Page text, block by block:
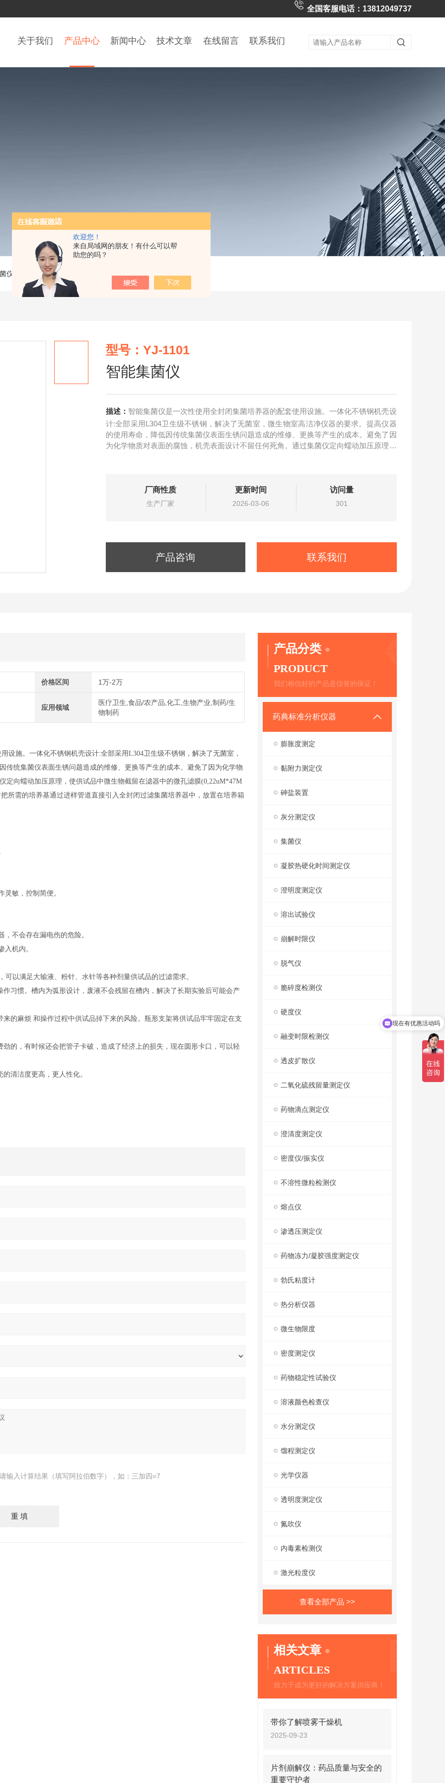
欢迎您！
来自局域网的朋友！有什么可以帮
助您的吗？
全国客服电话：13812049737
关于我们 产品中心 新闻中心 技术文章 在线留言 联系我们
仪 YJ-1101智能集菌仪
型号：YJ-1101
智能集菌仪
描述： 智能集菌仪是一次性使用全封闭集菌培养器的配套使用设施。一体化不锈钢机壳设
计:全部采用L304卫生级不锈钢，解决了无菌室，微生物室高洁净仪器的要求。提高仪器
的使用寿命，降低因传统集菌仪表面生锈问题造成的维修、更换等产生的成本。避免了因
为化学物质对表面的腐蚀，机壳表面设计不留任何死角。通过集菌仪定向蠕动加压原理，
厂商性质
生产厂家
更新时间
2026-03-06
访问量
301
产品咨询 联系我们
价格区间 1万-2万
应用领域
医疗卫生,食品/农产品,化工,生物产业,制药/生
物制药
设施。一体化不锈钢机壳设计:全部采用L304卫生级不锈钢，解决了无菌室，
传统集菌仪表面生锈问题造成的维修、更换等产生的成本。避免了因为化学物
定向蠕动加压原理，使供试品中微生物截留在滤器中的微孔滤膜(0,22uM*47M
所需的培养基通过进样管道直接引入全封闭过滤集菌培养器中，放置在培养箱
敏，控制简便。
不会存在漏电伤的危险。
入机内。
可以满足大输液、粉针、水针等各种剂量供试品的过滤需求。
习惯。槽内为弧形设计，废液不会残留在槽内，解决了长期实验后可能会产
的麻烦 和操作过程中供试品掉下来的风险。瓶形支架将供试品牢牢固定在支
的，有时候还会把管子卡破，造成了经济上的损失，现在圆形卡口，可以轻
清洁度更高，更人性化。
请输入计算结果（填写阿拉伯数字），如：三加四=7
产品分类
PRODUCT
我们相信好的产品是信誉的保证！
药典标准分析仪器
膨胀度测定
黏附力测定仪
砷盐装置
灰分测定仪
集菌仪
凝胶热硬化时间测定仪
澄明度测定仪
溶出试验仪
崩解时限仪
脱气仪
脆碎度检测仪
硬度仪
融变时限检测仪
透皮扩散仪
二氧化硫残留量测定仪
药物滴点测定仪
澄清度测定仪
密度仪/振实仪
不溶性微粒检测仪
熔点仪
渗透压测定仪
药物冻力/凝胶强度测定仪
勃氏粘度计
热分析仪器
微生物限度
密度测定仪
药物稳定性试验仪
溶液颜色检查仪
水分测定仪
馏程测定仪
光学仪器
透明度测定仪
氮吹仪
内毒素检测仪
激光粒度仪
查看全部产品 >>
相关文章
ARTICLES
致力于成为更好的解决方案供应商！
带你了解喷雾干燥机
2025-09-23
片剂崩解仪：药品质量与安全的
重要守护者
可以介绍下你们的产品么